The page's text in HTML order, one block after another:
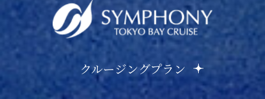
クルージングプラン